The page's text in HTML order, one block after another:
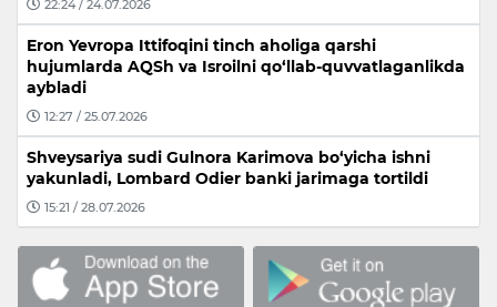
22:24 / 24.07.2026
Eron Yevropa Ittifoqini tinch aholiga qarshi
hujumlarda AQSh va Isroilni qo‘llab-quvvatlaganlikda
aybladi
12:27 / 25.07.2026
Shveysariya sudi Gulnora Karimova bo‘yicha ishni
yakunladi, Lombard Odier banki jarimaga tortildi
15:21 / 28.07.2026